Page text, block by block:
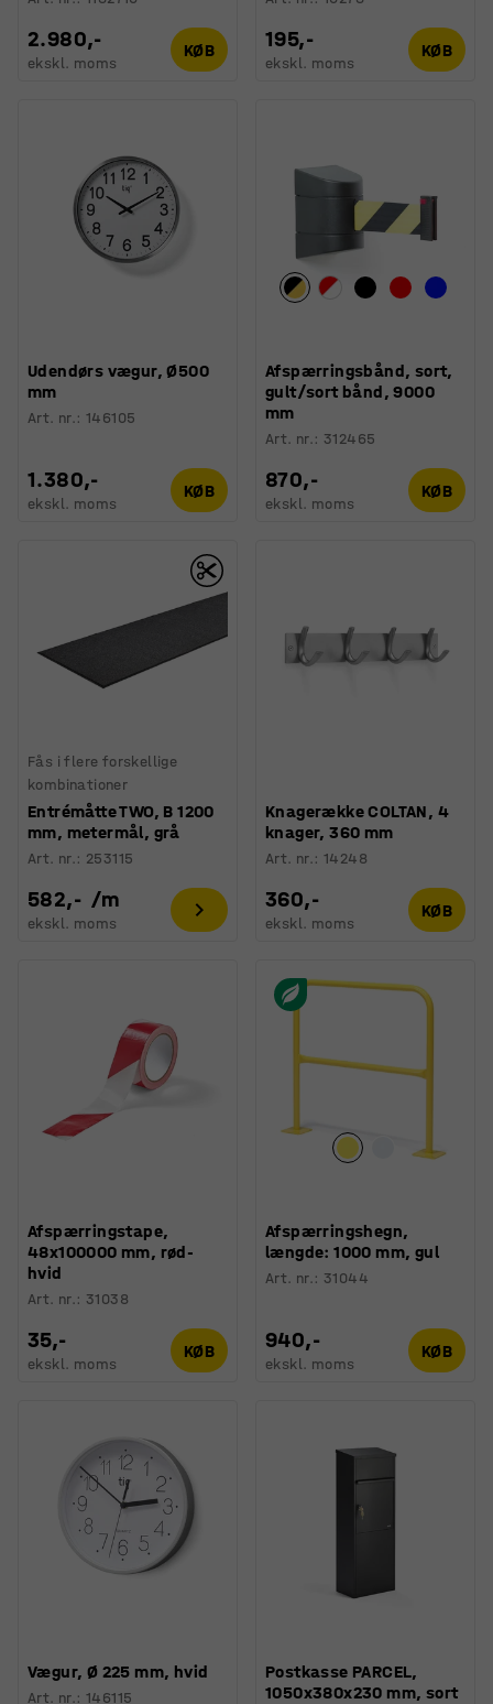
2.980,-
ekskl. moms
KØB 195,-
ekskl. moms
KØB
Udendørs vægur, Ø500
mm
Art. nr.:146105
1.380,-
ekskl. moms
KØB
Afspærringsbånd, sort,
gult/sort bånd, 9000
mm
Art. nr.: 312465
870,-
ekskl. moms
KØB
Fås i flere forskellige
kombinationer
Entrémåtte TWO, B 1200
mm, metermål, grå
Art. nr.: 253115
582,- /m
ekskl. moms
Knagerække COLTAN, 4
knager, 360 mm
Art. nr.:14248
360,-
ekskl. moms
KØB
Afspærringstape,
48x100000 mm, rød-
hvid
Art. nr.: 31038
35,-
ekskl. moms
KØB
Afspærringshegn,
længde: 1000 mm, gul
Art. nr.: 31044
940,-
ekskl. moms
KØB
Vægur, Ø 225 mm, hvid
Art. nr.:146115
Postkasse PARCEL,
1050x380x230 mm, sort